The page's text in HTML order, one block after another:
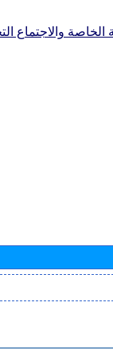
الخاصة والاجتماع